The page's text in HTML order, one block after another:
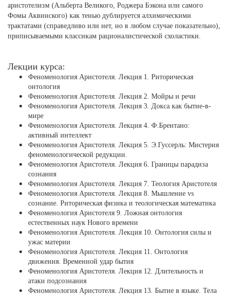
аристотелизм (Альберта Великого, Роджера Бэкона или самого
Фомы Аквинского) как тенью дублируется алхимическими
трактатами (справедливо или нет, но в любом случае показательно),
приписываемыми классикам рационалистической схоластики.
Лекции курса:
Феноменология Аристотеля. Лекция 1. Риторическая
онтология
Феноменология Аристотеля. Лекция 2. Мойры и речи
Феноменология Аристотеля. Лекция 3. Докса как бытие-в-
мире
Феноменология Аристотеля. Лекция 4. Ф.Брентано:
активный интеллект
Феноменология Аристотеля. Лекция 5. Э.Гуссерль: Мистерия
феноменологической редукции.
Феноменология Аристотеля. Лекция 6. Границы парадиза
сознания
Феноменология Аристотеля. Лекция 7. Теология Аристотеля
Феноменология Аристотеля. Лекция 8. Мышление vs
сознание. Риторическая физика и теологическая математика
Феноменология Аристотеля 9. Ложная онтология
естественных наук Нового времени
Феноменология Аристотеля. Лекция 10. Онтология силы и
ужас материи
Феноменология Аристотеля. Лекция 11. Онтология
движения. Временной удар бытия
Феноменология Аристотеля. Лекция 12. Длительность и
атаки подсознания
Феноменология Аристотеля. Лекция 13. Бытие в языке. Тела